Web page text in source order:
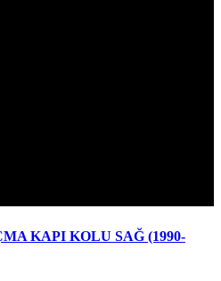
KAPI KOLU SAĞ (1990-